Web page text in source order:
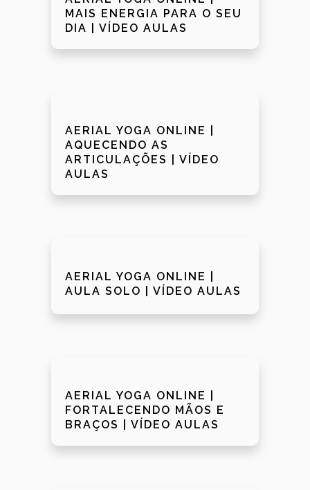
MAIS ENERGIA PARA O SEU
DIA | VÍDEO AULAS
AERIAL YOGA ONLINE |
AQUECENDO AS
ARTICULAÇÕES | VÍDEO
AULAS
AERIAL YOGA ONLINE |
AULA SOLO | VÍDEO AULAS
AERIAL YOGA ONLINE |
FORTALECENDO MÃOS E
BRAÇOS | VÍDEO AULAS